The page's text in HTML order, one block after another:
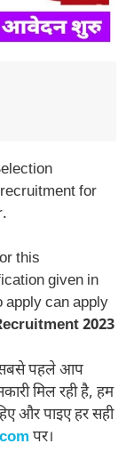
for
this
given in
apply can apply
2023
पहले आप
मिल रही है, हम
और पाइए हर सही
पर।